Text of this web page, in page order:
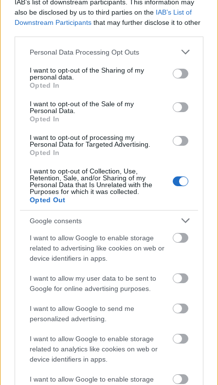
IAB’s list of downstream participants. This information may
also be disclosed by us to third parties on the IAB’s List of
Downstream Participants that may further disclose it to other
Please note that this website/app uses one or more Google
not limited to your visit or usage behaviour. You may click to
grant or deny consent to Google and its third-party tags to
use your data for below specified purposes in below Google
consent section.
Personal Data Processing Opt Outs
I want to opt-out of the Sharing of my
personal data.
Opted In
I want to opt-out of the Sale of my
Personal Data.
Opted In
I want to opt-out of processing my
Personal Data for Targeted Advertising.
Opted In
I want to opt-out of Collection, Use,
Retention, Sale, and/or Sharing of my
Personal Data that Is Unrelated with the
Purposes for which it was collected.
Opted Out
Google consents
I want to allow Google to enable storage
related to advertising like cookies on web or
device identifiers in apps.
I want to allow my user data to be sent to
Google for online advertising purposes.
I want to allow Google to send me
personalized advertising.
I want to allow Google to enable storage
related to analytics like cookies on web or
device identifiers in apps.
I want to allow Google to enable storage
Rossz hír, hogy kezdőknek nem ajánlott, mert a
kivitelezéshez nem árt, ha ismerjük a motorok,
áramkörök és elemek működését, plusz az
összehuzalozás mikéntjét.